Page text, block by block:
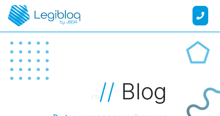
FR // Blog